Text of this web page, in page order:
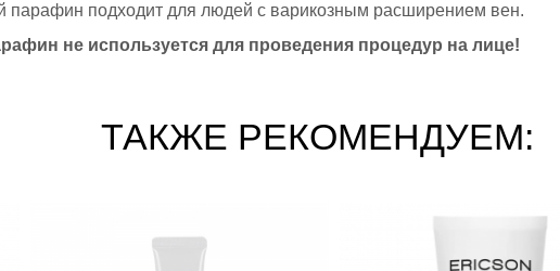
парафин подходит для людей с варикозным расширением вен.
не используется для проведения процедур на лице!
ТАКЖЕ РЕКОМЕНДУЕМ: